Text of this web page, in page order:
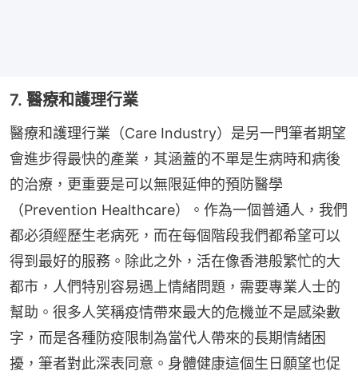
7. 醫療和護理行業
醫療和護理行業（Care Industry）是另一門筆者期望
會進步得最快的產業，其涵蓋的不單是生病時和病後
的治療，更重要是可以無限延伸的預防醫學
（Prevention Healthcare）。作為一個普通人，我們
都必須經歷生老病死，而在每個階段我們都希望可以
得到最好的服務。除此之外，活在像香港般繁忙的大
都市，人們特別容易遇上情緒問題，需要專業人士的
幫助。很多人笑稱疫情帶來最大的危機並不是感染數
字，而是各種防疫限制為當代人帶來的長期情緒困
擾，筆者對此深表同意。身體健康這個生日願望也促